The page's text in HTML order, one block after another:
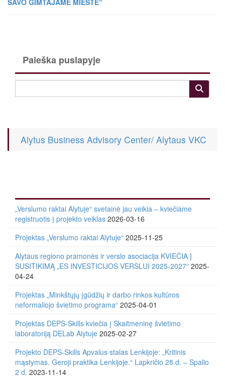
SAVO GIMTAJAME MIESTE“
Paieška puslapyje
Alytus Business Advisory Center/ Alytaus VKC
„Verslumo raktai Alytuje“ svetainė jau veikia – kviečiame
registruotis į projekto veiklas 2026-03-16
Projektas „Verslumo raktai Alytuje“ 2025-11-25
Alytaus regiono pramonės ir verslo asociacija KVIEČIA Į
SUSITIKIMĄ „ES INVESTICIJOS VERSLUI 2025-2027“ 2025-
04-24
Projektas „Minkštųjų įgūdžių ir darbo rinkos kultūros
neformaliojo švietimo programa“ 2025-04-01
Projektas DEPS-Skills kviečia į Skaitmeninę švietimo
laboratoriją DELab Alytuje 2025-02-27
Projekto DEPS-Skills Apvalus stalas Lenkijoje: „Kritinis
mąstymas. Geroji praktika Lenkijoje.“ Lapkričio 28 d. – Spalio
2 d. 2023-11-14